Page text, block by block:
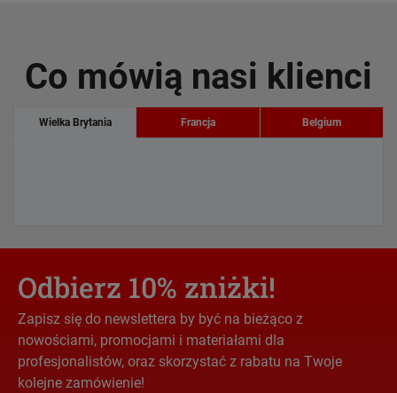
Co mówią nasi klienci
Wielka Brytania Francja Belgium
Odbierz 10% zniżki!
Zapisz się do newslettera by być na bieżąco z
nowościami, promocjami i materiałami dla
profesjonalistów, oraz skorzystać z rabatu na Twoje
kolejne zamówienie!